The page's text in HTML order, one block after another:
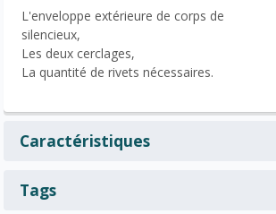
L'enveloppe extérieure de corps de
silencieux,
Les deux cerclages,
La quantité de rivets nécessaires.
Caractéristiques
Tags